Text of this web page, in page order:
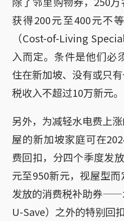
获得200元至400元不
（Cost-of-Living
入而定。条件是他们必
住在新加坡、没有或只
税收入不超过10万新元。
另外，为减轻水电费上
屋的新加坡家庭可在
费回扣，分四个季度发
元至950新元，视屋型
发放的消费税补助券——
U-Save）之外的特别回扣